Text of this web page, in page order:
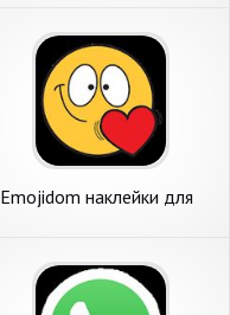
Emojidom наклейки для